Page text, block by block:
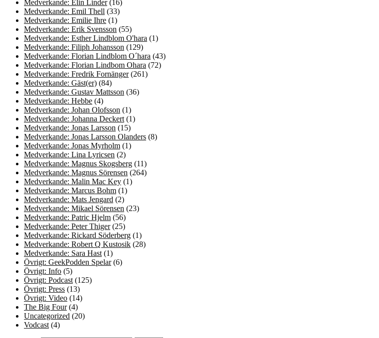
Medverkande: Elin Linder(16)
Medverkande: Emil Thell (33)
Medverkande: Emilie Ihre (1)
Medverkande: Erik Svensson (55)
Medverkande: Esther Lindblom O'hara (1)
Medverkande: Filiph Johansson (129)
Medverkande: Florian Lindblom O´hara (43)
Medverkande: Florian Lindbom Ohara (72)
Medverkande: Fredrik Fornänger(261)
Medverkande: Gäst(er) (84)
Medverkande: Gustav Mattsson (36)
Medverkande: Hebbe (4)
Medverkande: Johan Olofsson (1)
Medverkande: Johanna Deckert (1)
Medverkande: Jonas Larsson (15)
Medverkande: Jonas Larsson Olanders (8)
Medverkande: Jonas Myrholm (1)
Medverkande: Lina Lyricsen (2)
Medverkande: Magnus Skogsberg (11)
Medverkande: Magnus Sörensen (264)
Medverkande: Malin Mac Key (1)
Medverkande: Marcus Bohm (1)
Medverkande: Mats Jengard (2)
Medverkande: Mikael Sörensen (23)
Medverkande: Patric Hjelm (56)
Medverkande: Peter Thiger(25)
Medverkande: Rickard Söderberg (1)
Medverkande: Robert Q Kustosik (28)
Medverkande: Sara Hast (1)
Övrigt: GeekPodden Spelar(6)
Övrigt: Info (5)
Övrigt: Podcast (125)
Övrigt: Press (13)
Övrigt: Video (14)
The Big Four(4)
Uncategorized (20)
Vodcast (4)